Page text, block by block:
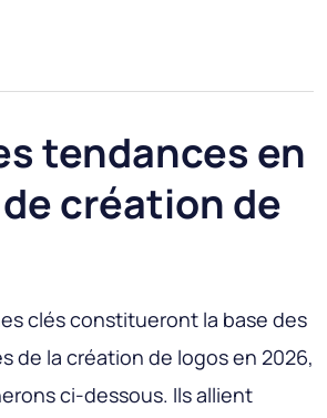
tendances en
création de
clés constitueront la base des
de la création de logos en 2026,
ci-dessous. Ils allient